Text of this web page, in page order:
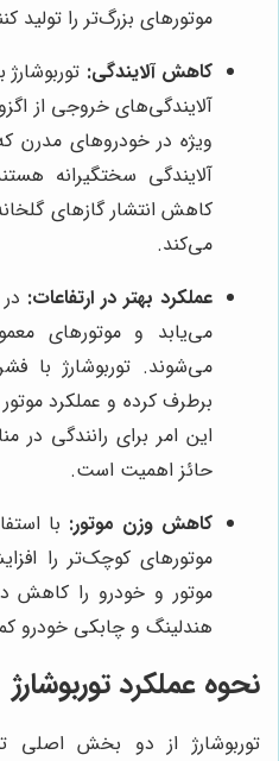
موتورهای بزرگ‌تر را تولید
کاهش آلایندگی:
آلایندگی‌های خروجی از
ویژه در خودروهای مدرن
آلایندگی سختگیرانه
کاهش انتشار گازهای
می‌کند.
عملکرد بهتر در ارتفاعات:
می‌یابد و موتورهای
می‌شوند. توربوشارژ با
برطرف کرده و عملکرد
این امر برای رانندگی در
حائز اهمیت است.
کاهش وزن موتور: با
موتورهای کوچک‌تر را
موتور و خودرو را کاهش
هندلینگ و چابکی خودرو
نحوه عملکرد توربوشارژ
توربوشارژ از دو بخش